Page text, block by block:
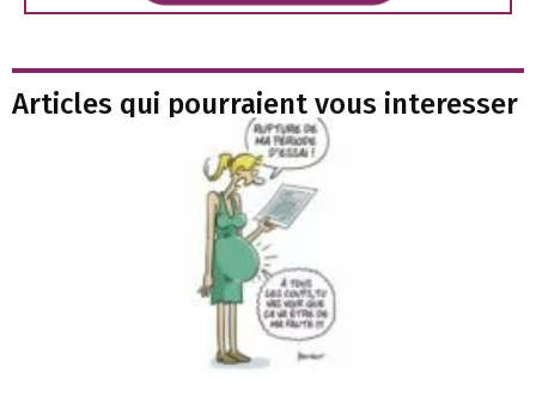
Articles qui pourraient vous interesser